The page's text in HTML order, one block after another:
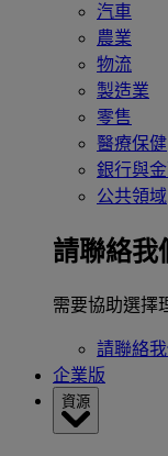
汽車
農業
物流
製造業
零售
醫療保健
銀行與
公共領域
請聯絡我
需要協助選擇
請聯絡
企業版
資源